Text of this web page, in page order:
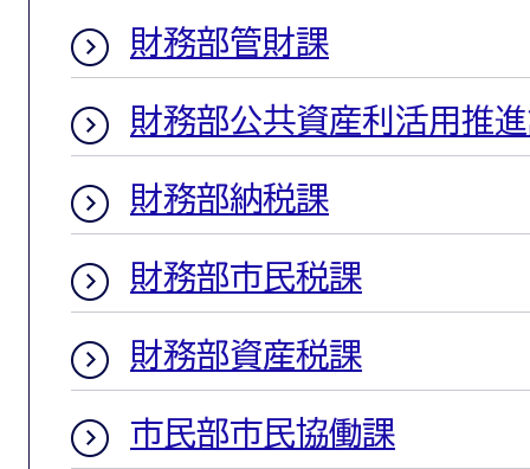
財務部管財課
財務部公共資産利活用推
財務部納税課
財務部市民税課
財務部資産税課
市民部市民協働課